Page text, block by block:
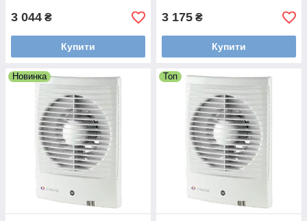
3 044 ₴
Купити
3 175 ₴
Купити
Новинка Топ